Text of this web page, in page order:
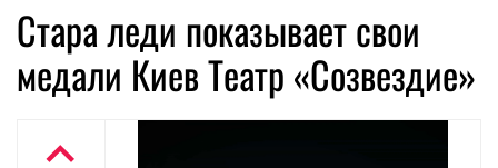
Стара леди показывает свои
медали Киев Театр «Созвездие»